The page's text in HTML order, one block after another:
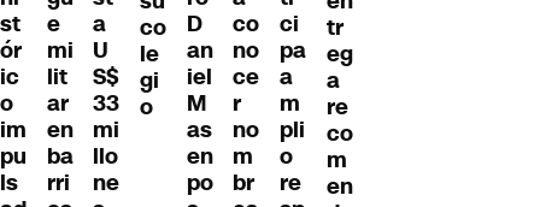
st
ór
ic
o
im
pu
ls
e
mi
lit
ar
en
ba
rri
a
U
S$
33
mi
llo
ne
co
le
gi
o
D
an
iel
M
as
en
po
co
no
ce
r
no
m
br
ci
pa
a
m
pli
o
re
tr
eg
a
re
co
m
en